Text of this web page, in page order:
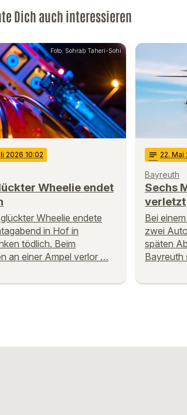
Dich auch interessieren
Foto: Sohrab Taheri-Sohi
2026 10:02
Wheelie endet
Wheelie endete
in Hof in
tödlich. Beim
an einer Ampel verlor …
notes 22. Mai
Bayreuth
Sechs
verletzt
Bei
zwei
späten
Bayreuth